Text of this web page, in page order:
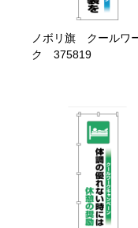
ノボリ旗 クールワ
ク 375819